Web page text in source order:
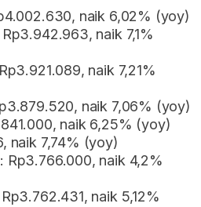
naik 6,02% (yoy)
naik 7,1%
naik 7,21%
naik 7,06% (yoy)
naik 6,25% (yoy)
naik 7,74% (yoy)
Rp3.766.000, naik 4,2%
naik 5,12%